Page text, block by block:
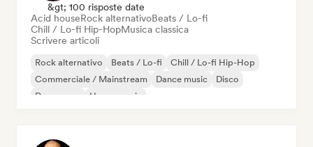
&gt; 100 risposte date
Acid houseRock alternativoBeats / Lo-fi
Chill / Lo-fi Hip-HopMusica classica
Scrivere articoli
Rock alternativo Beats / Lo-fi
Chill / Lo-fi Hip-Hop
Commerciale / Mainstream
Dance music
Disco
Dream pop
House music